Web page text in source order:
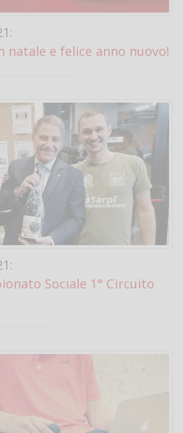
e felice anno nuovo!
Sociale 1° Circuito